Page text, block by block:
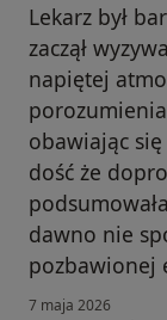
Lekarz był
zaczął
napiętej
obawiając
dość że
dawno nie
pozbawionej
7 maja 2026